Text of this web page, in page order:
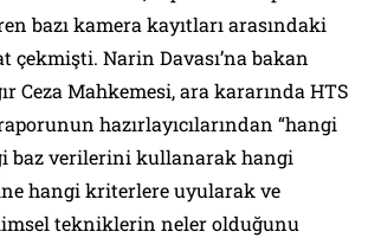
bazı kamera kayıtları arasındaki
çekmişti. Narin Davası’na bakan
Ceza Mahkemesi, ara kararında HTS
hazırlayıcılarından “hangi
baz verilerini kullanarak hangi
hangi kriterlere uyularak ve
tekniklerin neler olduğunu